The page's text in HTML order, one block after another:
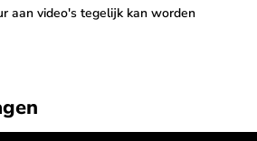
aan video's tegelijk kan worden
microSDXC UHS-I
MB/s